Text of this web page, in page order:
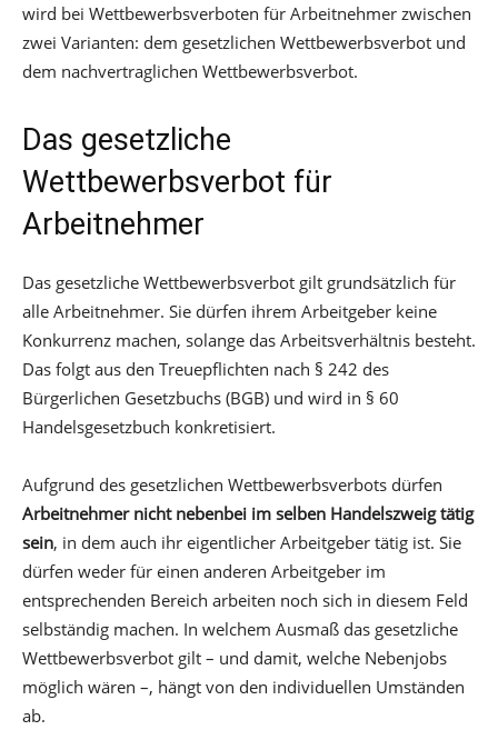
wird bei Wettbewerbsverboten für Arbeitnehmer zwischen
zwei Varianten: dem gesetzlichen Wettbewerbsverbot und
dem nachvertraglichen Wettbewerbsverbot.
Das gesetzliche
Wettbewerbsverbot für
Arbeitnehmer
Das gesetzliche Wettbewerbsverbot gilt grundsätzlich für
alle Arbeitnehmer. Sie dürfen ihrem Arbeitgeber keine
Konkurrenz machen, solange das Arbeitsverhältnis besteht.
Das folgt aus den Treuepflichten nach § 242 des
Bürgerlichen Gesetzbuchs (BGB) und wird in § 60
Handelsgesetzbuch konkretisiert.
Aufgrund des gesetzlichen Wettbewerbsverbots dürfen
Arbeitnehmer nicht nebenbei im selben Handelszweig tätig
sein, in dem auch ihr eigentlicher Arbeitgeber tätig ist. Sie
dürfen weder für einen anderen Arbeitgeber im
entsprechenden Bereich arbeiten noch sich in diesem Feld
selbständig machen. In welchem Ausmaß das gesetzliche
Wettbewerbsverbot gilt – und damit, welche Nebenjobs
möglich wären –, hängt von den individuellen Umständen
ab.